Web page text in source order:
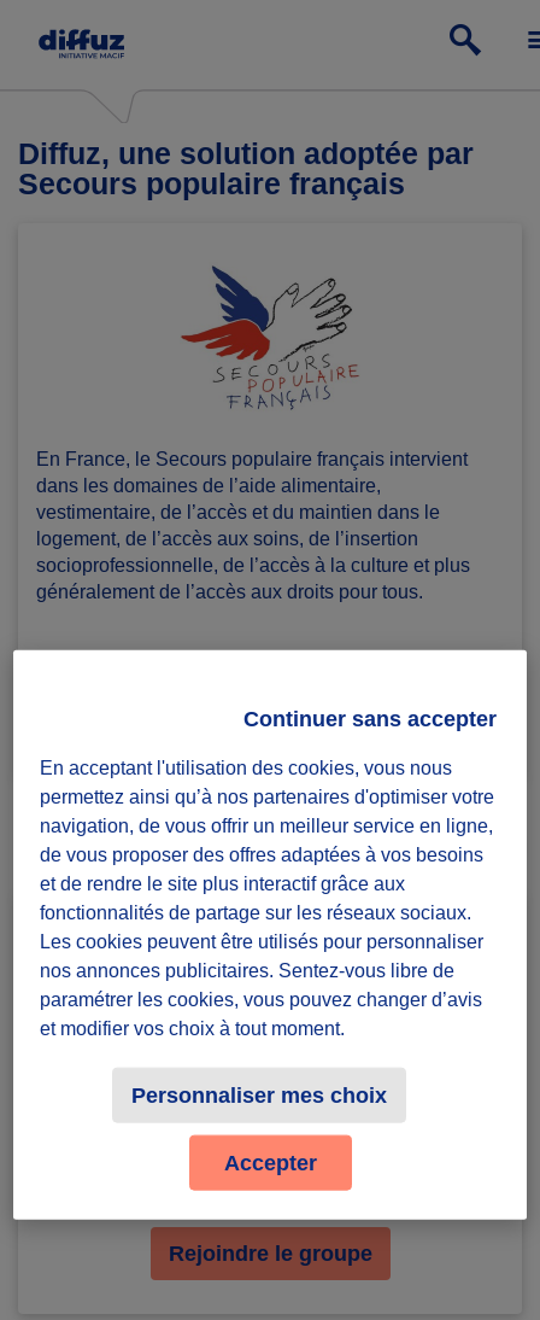
Diffuz, une solution adoptée par
Secours populaire français
En France, le Secours populaire français intervient
dans les domaines de l’aide alimentaire,
vestimentaire, de l’accès et du maintien dans le
logement, de l’accès aux soins, de l’insertion
socioprofessionnelle, de l’accès à la culture et plus
généralement de l’accès aux droits pour tous.
55 défis lancés
25 groupes
Comité Spf de Grand Lieu
Tu fais partie de cette structure ? Tu peux faire une
demande pour lancer des défis au nom de celle-ci.
Rejoindre le groupe
En acceptant l'utilisation des cookies, vous nous
permettez ainsi qu’à nos partenaires d'optimiser votre
navigation, de vous offrir un meilleur service en ligne,
de vous proposer des offres adaptées à vos besoins
et de rendre le site plus interactif grâce aux
fonctionnalités de partage sur les réseaux sociaux.
Les cookies peuvent être utilisés pour personnaliser
nos annonces publicitaires. Sentez-vous libre de
paramétrer les cookies, vous pouvez changer d’avis
et modifier vos choix à tout moment.
Personnaliser mes choix
Continuer sans accepter
Accepter